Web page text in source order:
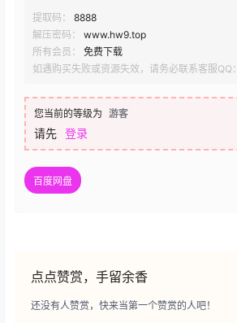
提取码：
8888
解压密码：
www.hw9.top
所有会员：
免费下载
如遇购买失败或资源失效，请务必联系客服QQ：
您当前的等级为 游客
请先 登录
百度网盘
点点赞赏，手留余香
还没有人赞赏，快来当第一个赞赏的人吧！